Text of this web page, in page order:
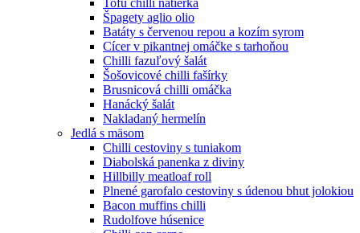
Tofu chilli nátierka
Špagety aglio olio
Batáty s červenou repou a kozím syrom
Cícer v pikantnej omáčke s tarhoňou
Chilli fazuľový šalát
Šošovicové chilli fašírky
Brusnicová chilli omáčka
Hanácký šalát
Nakladaný hermelín
Jedlá s mäsom
Chilli cestoviny s tuniakom
Diabolská panenka z diviny
Hillbilly meatloaf roll
Plnené garofalo cestoviny s údenou bhut jolokiou
Bacon muffins chilli
Rudolfove húsenice